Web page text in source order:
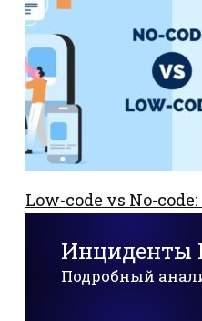
Low-code vs No-
Инциденты
Подробный